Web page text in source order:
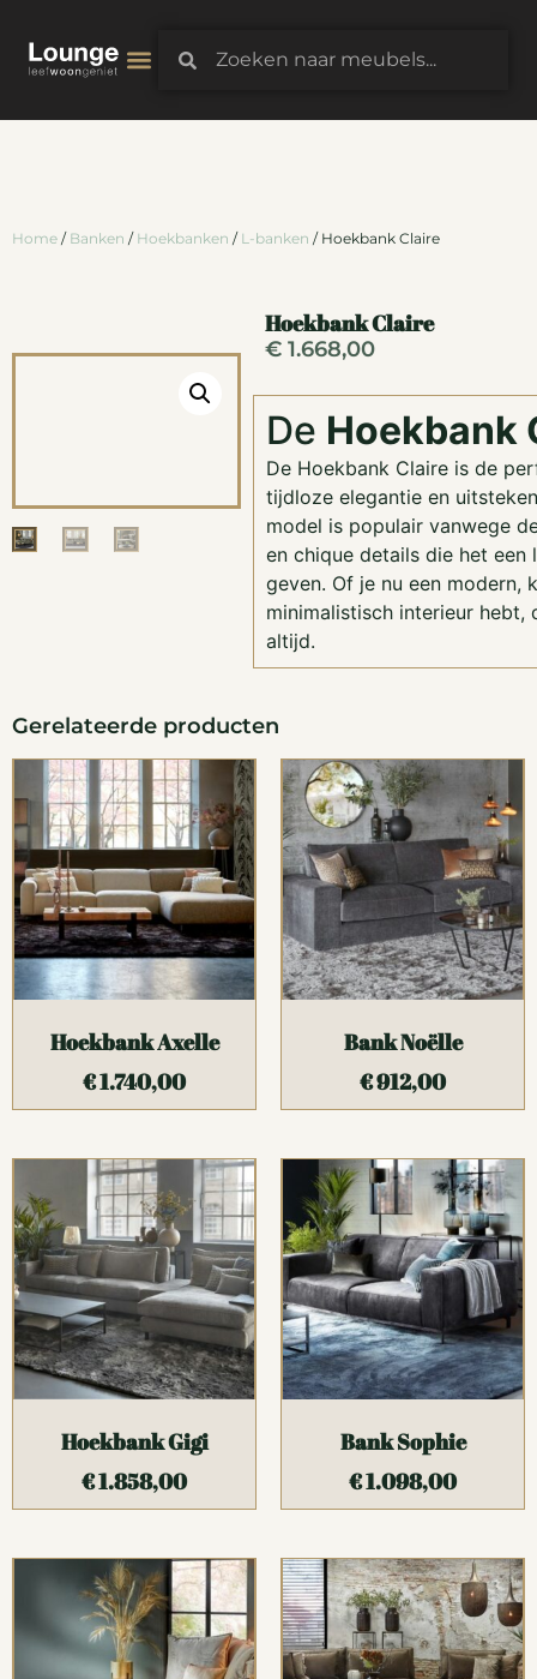
Home / Banken / Hoekbanken / L-banken / Hoekbank Claire
Hoekbank Claire
€1.668,00
De Hoekbank
De Hoekbank Claire is de
tijdloze elegantie en
model is populair vanwege
en chique details die het een
geven. Of je nu een modern,
minimalistisch interieur hebt,
altijd.
Gerelateerde producten
Hoekbank Axelle
€1.740,00
Bank Noëlle
€912,00
Hoekbank Gigi
€1.858,00
Bank Sophie
€1.098,00